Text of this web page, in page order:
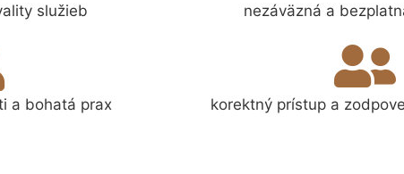
služieb nezáväzná a
a bohatá prax korektný prístup a